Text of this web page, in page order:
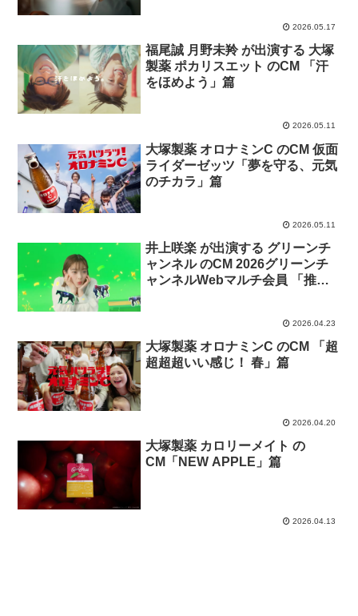
2026.05.17
福尾誠 月野未羚 が出演する 大塚
製薬 ポカリスエット のCM 「汗
をほめよう」篇
2026.05.11
大塚製薬 オロナミンC のCM 仮面
ライダーゼッツ「夢を守る、元気
のチカラ」篇
2026.05.11
井上咲楽 が出演する グリーンチ
ャンネル のCM 2026グリーンチ
ャンネルWebマルチ会員 「推し
2026.04.23
大塚製薬 オロナミンC のCM 「超
超超超いい感じ！ 春」篇
2026.04.20
大塚製薬 カロリーメイト の
CM「NEW APPLE」篇
2026.04.13